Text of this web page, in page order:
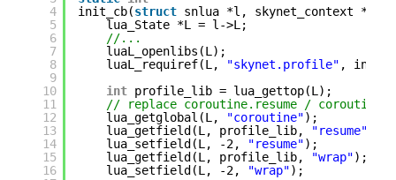
4
5
6
7
8
9
10
11
12
13
14
15
16
init_cb(struct snlua *l, skynet_context
lua_State *L = l->L;
//...
luaL_openlibs(L);
luaL_requiref(L, "skynet.profile" ,
int profile_lib = lua_gettop(L);
// replace coroutine.resume /
lua_getglobal(L, "coroutine");
lua_getfield(L, profile_lib, "resume"
lua_setfield(L, -2, "resume");
lua_getfield(L, profile_lib, "wrap");
lua_setfield(L, -2, "wrap");